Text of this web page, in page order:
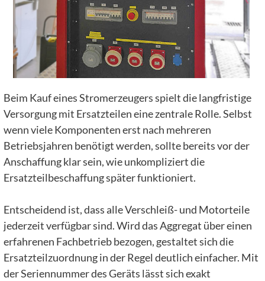
Beim Kauf eines Stromerzeugers spielt die langfristige
Versorgung mit Ersatzteilen eine zentrale Rolle. Selbst
wenn viele Komponenten erst nach mehreren
Betriebsjahren benötigt werden, sollte bereits vor der
Anschaffung klar sein, wie unkompliziert die
Ersatzteilbeschaffung später funktioniert.
Entscheidend ist, dass alle Verschleiß- und Motorteile
jederzeit verfügbar sind. Wird das Aggregat über einen
erfahrenen Fachbetrieb bezogen, gestaltet sich die
Ersatzteilzuordnung in der Regel deutlich einfacher. Mit
der Seriennummer des Geräts lässt sich exakt